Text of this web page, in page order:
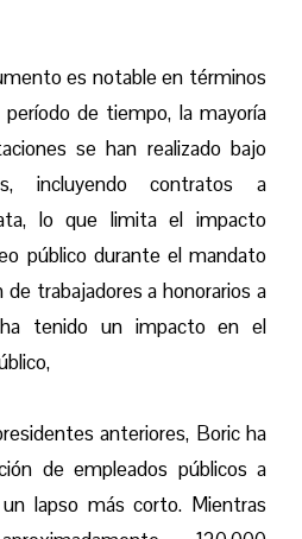
es notable en términos
de tiempo, la mayoría
se han realizado bajo
incluyendo contratos a
lo que limita el impacto
público durante el mandato
trabajadores a honorarios a
tenido un impacto en el
anteriores, Boric ha
de empleados públicos a
lapso más corto. Mientras